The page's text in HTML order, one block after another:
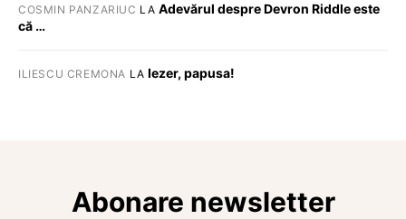
COSMIN PANZARIUC LA Adevărul despre Devron Riddle este
că …
ILIESCU CREMONA LA Iezer, papusa!
Abonare newsletter